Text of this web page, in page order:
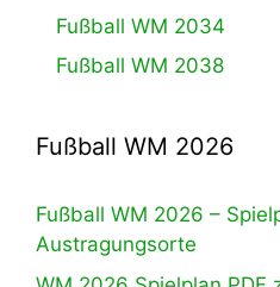
Fußball WM 2034
Fußball WM 2038
Fußball WM 2026
Fußball WM 2026 –
Austragungsorte